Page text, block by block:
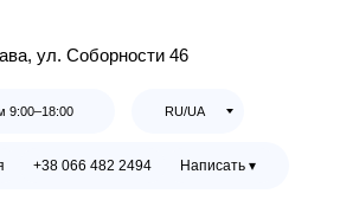
ул. Соборности 46
RU/UA
9:00–18:00
+38 066 482 2494 Написать ▾